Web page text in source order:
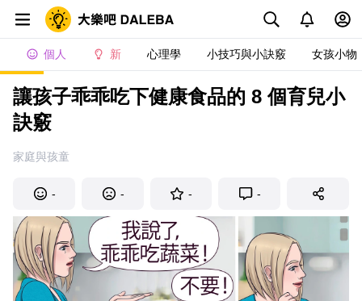
個人 新 心理學 小技巧與小訣竅 女孩小物
讓孩子乖乖吃下健康食品的 8 個育兒小
訣竅
家庭與孩童
- - - -